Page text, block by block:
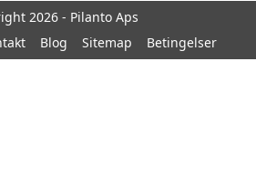
2026 - Pilanto Aps
Blog Sitemap Betingelser